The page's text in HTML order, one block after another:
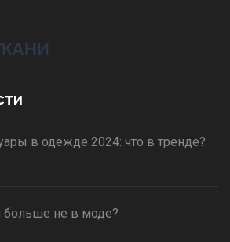
в одежде 2024: что в тренде?
больше не в моде?